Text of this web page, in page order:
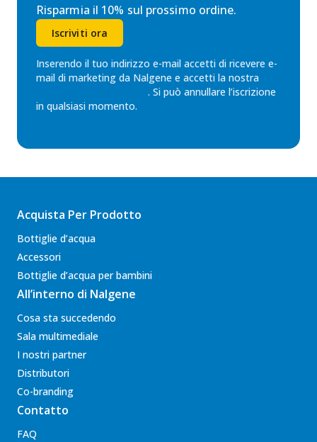
Risparmia il 10% sul prossimo ordine.
Iscriviti ora
Inserendo il tuo indirizzo e-mail accetti di ricevere e-
mail di marketing da Nalgene e accetti la nostra
. Si può annullare l’iscrizione
in qualsiasi momento.
Acquista Per Prodotto
Bottiglie d’acqua
Accessori
Bottiglie d’acqua per bambini
All’interno di Nalgene
Cosa sta succedendo
Sala multimediale
I nostri partner
Distributori
Co-branding
Contatto
FAQ